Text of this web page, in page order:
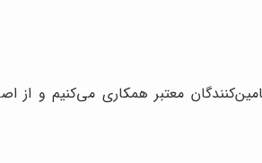
معتبر همکاری می‌کنیم و از